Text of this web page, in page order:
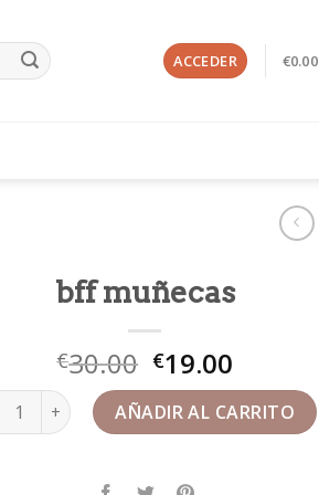
ACCEDER €0.00
bff muñecas
€30.00 €19.00
cantidadAÑADIR AL CARRITO